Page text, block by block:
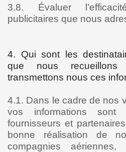
3.8. Évaluer
publicitaires que nous
4. Qui sont les
que nous
transmettons nous ces
4.1. Dans le cadre de nos
vos informations sont
fournisseurs et
bonne réalisation de
compagnies aériennes,